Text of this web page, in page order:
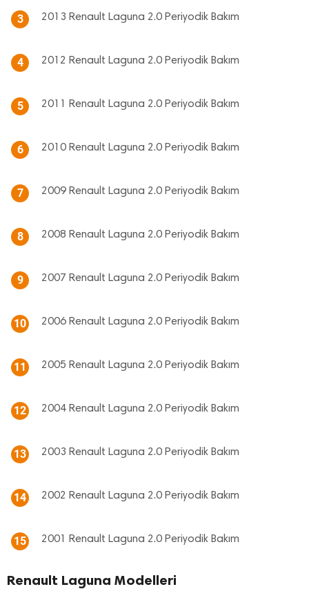
3 2013 Renault Laguna 2.0 Periyodik Bakım
4 2012 Renault Laguna 2.0 Periyodik Bakım
5 2011 Renault Laguna 2.0 Periyodik Bakım
6 2010 Renault Laguna 2.0 Periyodik Bakım
7 2009 Renault Laguna 2.0 Periyodik Bakım
8 2008 Renault Laguna 2.0 Periyodik Bakım
9 2007 Renault Laguna 2.0 Periyodik Bakım
10 2006 Renault Laguna 2.0 Periyodik Bakım
11 2005 Renault Laguna 2.0 Periyodik Bakım
12 2004 Renault Laguna 2.0 Periyodik Bakım
13 2003 Renault Laguna 2.0 Periyodik Bakım
14 2002 Renault Laguna 2.0 Periyodik Bakım
15 2001 Renault Laguna 2.0 Periyodik Bakım
Renault Laguna Modelleri